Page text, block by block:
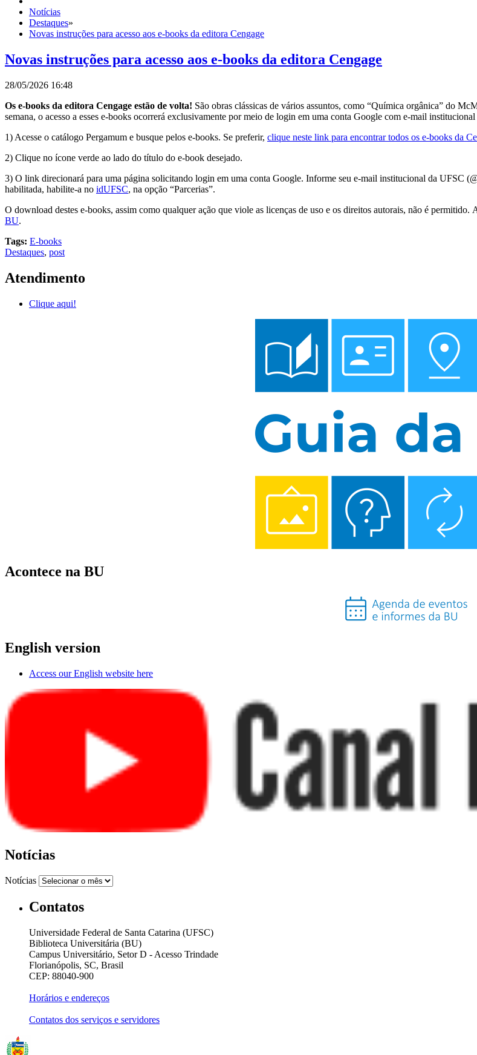
Notícias
Destaques»
Novas instruções para acesso aos e-books da editora Cengage
Novas instruções para acesso aos e-books da editora Cengage
28/05/2026 16:48
Os e-books da editora Cengage estão de volta! São obras clássicas de vários assuntos, como “Química orgânica” do
semana, o acesso a esses e-books ocorrerá exclusivamente por meio de login em uma conta Google com e-mail
1) Acesse o catálogo Pergamum e busque pelos e-books. Se preferir, clique neste link para encontrar todos os e-books da
2) Clique no ícone verde ao lado do título do e-book desejado.
3) O link direcionará para uma página solicitando login em uma conta Google. Informe seu e-mail institucional da UFSC
habilitada, habilite-a no idUFSC, na opção “Parcerias”.
O download destes e-books, assim como qualquer ação que viole as licenças de uso e os direitos autorais, não é permitido.
BU.
Tags: E-books
Destaques, post
Atendimento
Clique aqui!
Acontece na BU
English version
Access our English website here
Notícias
Notícias
Contatos
Universidade Federal de Santa Catarina (UFSC)
Biblioteca Universitária (BU)
Campus Universitário, Setor D - Acesso Trindade
Florianópolis, SC, Brasil
CEP: 88040-900
Horários e endereços
Contatos dos serviços e servidores